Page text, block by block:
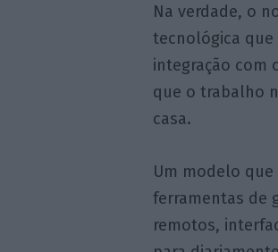
Na verdade, o
tecnológica que
integração com
que o trabalho
casa.
Um modelo que
ferramentas de
remotos,